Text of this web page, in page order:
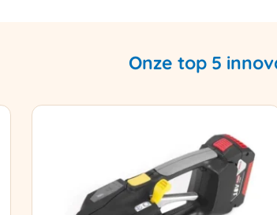
Onze top 5